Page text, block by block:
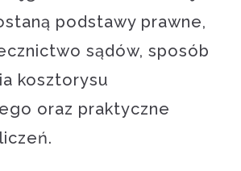
podstawy prawne,
sądów, sposób
kosztorysu
oraz praktyczne